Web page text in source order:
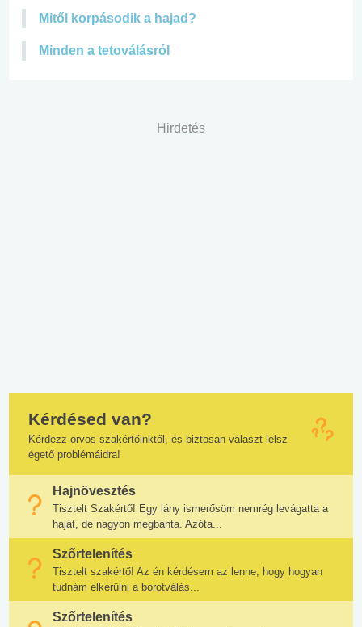
Mitől korpásodik a hajad?
Minden a tetoválásról
Hirdetés
Kérdésed van?
Kérdezz orvos szakértőinktől, és biztosan választ lelsz
égető problémáidra!
Hajnövesztés
Tisztelt Szakértő! Egy lány ismerősöm nemrég levágatta a
haját, de nagyon megbánta. Azóta...
Szőrtelenítés
Tisztelt szakértő! Az én kérdésem az lenne, hogy hogyan
tudnám elkerülni a borotválás...
Szőrtelenítés